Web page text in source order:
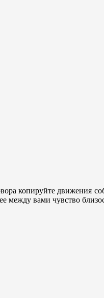
копируйте движения
между вами чувство